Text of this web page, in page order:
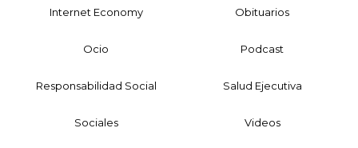
Internet Economy Obituarios
Ocio Podcast
Responsabilidad Social Salud Ejecutiva
Sociales Videos